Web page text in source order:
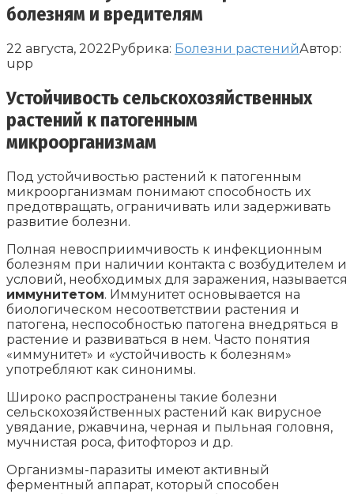
болезням и вредителям
22 августа, 2022Рубрика: Болезни растенийАвтор:
upp
Устойчивость сельскохозяйственных
растений к патогенным
микроорганизмам
Под устойчивостью растений к патогенным
микроорганизмам понимают способность их
предотвращать, ограничивать или задерживать
развитие болезни.
Полная невосприимчивость к инфекционным
болезням при наличии контакта с возбудителем и
условий, необходимых для заражения, называется
иммунитетом. Иммунитет основывается на
биологическом несоответствии растения и
патогена, неспособностью патогена внедряться в
растение и развиваться в нем. Часто понятия
«иммунитет» и «устойчивость к болезням»
употребляют как синонимы.
Широко распространены такие болезни
сельскохозяйственных растений как вирусное
увядание, ржавчина, черная и пыльная головня,
мучнистая роса, фитофтороз и др.
Организмы-паразиты имеют активный
ферментный аппарат, который способен